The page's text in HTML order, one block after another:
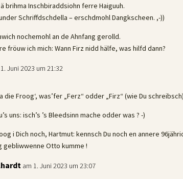
brihma Inschbiraddsiohn ferre Haiguuh.
Schriffdschdella – erschdmohl Dangkscheen. ,-))
nochemohl an de Ahnfang gerolld.
fröuw ich mich: Wann Firz nidd hälfe, was hilfd dann?
Juni 2023 um 21:32
die Froog‘, was’fer „Ferz“ odder „Firz“ (wie Du
uns: isch’s ’s Bleedsinn mache odder was ? -)
i Dich noch, Hartmut: kennsch Du noch en annere
gebliwwenne Otto kumme !
am 1. Juni 2023 um 23:07